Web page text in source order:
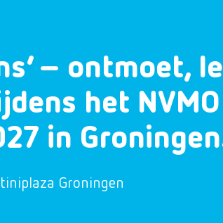
– ontmoet,
het NVMO
in
Groningen